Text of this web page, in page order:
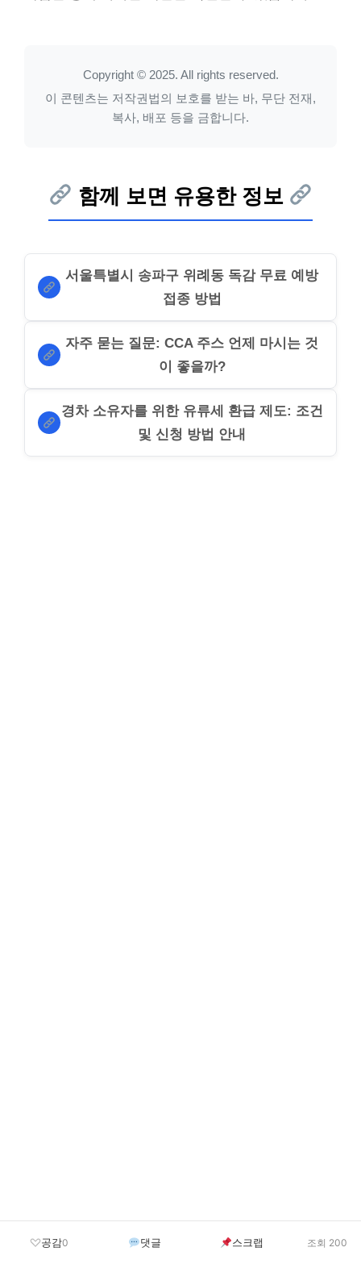
Copyright © 2025. All rights reserved.
이 콘텐츠는 저작권법의 보호를 받는 바, 무단 전재,
복사, 배포 등을 금합니다.
함께 보면 유용한 정보
서울특별시 송파구 위례동 독감 무료 예방
접종 방법
자주 묻는 질문: CCA 주스 언제 마시는 것
이 좋을까?
경차 소유자를 위한 유류세 환급 제도: 조건
및 신청 방법 안내
공감0 댓글 스크랩 조회 200